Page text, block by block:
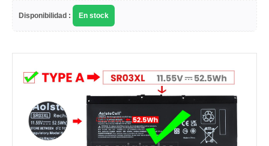
Disponibilidad : En stock